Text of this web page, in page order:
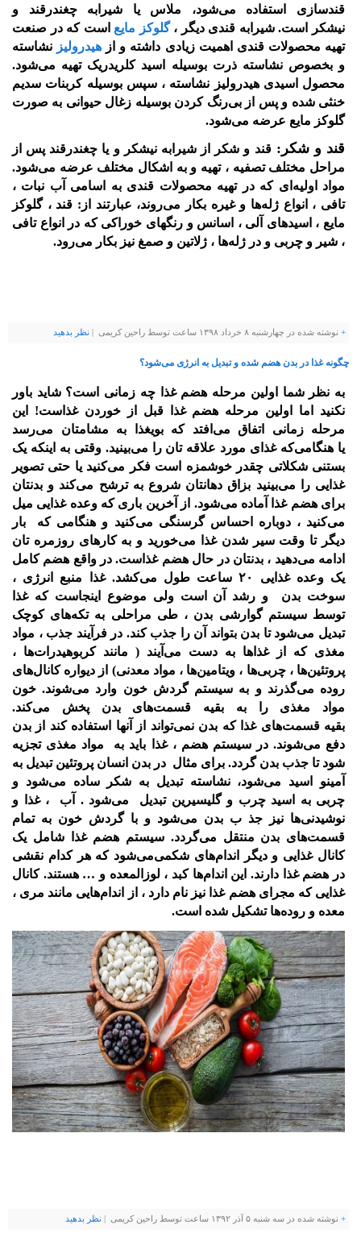
قندسازی استفاده می‌شود، ملاس یا شیرابه چغندرقند و
نیشکر است. شیرابه قندی دیگر ،گلوکز مایع است که در صنعت
تهیه محصولات قندی اهمیت زیادی داشته و از هیدرولیز نشاسته
و بخصوص نشاسته ذرت بوسیله اسید کلریدریک تهیه می‌شود.
محصول اسیدی هیدرولیز نشاسته ، سپس بوسیله کربنات سدیم
خنثی شده و پس از بی‌رنگ کردن بوسیله زغال حیوانی به صورت
گلوکز مایع عرضه می‌شود.
قند و شکر:قند و شکر از شیرابه نیشکر و یا چغندرقند پس از
مراحل مختلف تصفیه ، تهیه و به اشکال مختلف عرضه می‌شود.
مواد اولیه‌ای که در تهیه محصولات قندی به اسامی آب نبات ،
تافی ، انواع ژله‌ها و غیره بکار می‌روند، عبارتند از: قند ، گلوکز
مایع ، اسیدهای آلی ، اسانس و رنگهای خوراکی که در انواع تافی
، شیر و چربی و در ژله‌ها ، ژلاتین و صمغ نیز بکار می‌رود.
+ نوشته شده در چهارشنبه ۸ خرداد ۱۳۹۸ ساعت توسط راحین کریمی | نظر بدهيد
چگونه غذا در بدن هضم شده و تبدیل به انرژی می‌شود؟
به نظر شما اولین مرحله هضم غذا چه زمانی است؟ شاید باور
نکنید اما اولین مرحله هضم غذاقبل از خوردن غذاست! این
مرحله زمانی اتفاق می‌افتد که بویغذا به مشامتان می‌رسد
یا هنگامی‌که غذای مورد علاقه تان را می‌بینید.وقتی به اینکه یک
بستنی شکلاتی چقدر خوشمزه است فکر می‌کنید یا حتی تصویر
غذایی را می‌بینید بزاق دهانتان شروع به ترشح می‌کند و بدنتان
برای هضم غذا آماده می‌شود. از آخرین باری که وعده غذایی میل
می‌کنید ، دوباره احساس گرسنگی می‌کنید و هنگامی‌ که بار
دیگر تا وقت سیر شدن غذا می‌خورید و به کارهای روزمره تان
ادامه می‌دهید ، بدنتان در حال هضم غذاست. در واقع هضم کامل
یک وعده غذایی ۲۰ ساعت طول می‌کشد. غذا منبع
انرژی ،
سوخت بدن و رشد آن است ولی موضوع اینجاست که غذا
توسط سیستم گوارشی بدن ، طی مراحلی به تکه‌های کوچک
تبدیل می‌شود تا بدن بتواند آن را جذب کند. در فرآیند جذب ، مواد
مغذی که از غذا‌ها به دست می‌آیند ( مانند کربوهیدرات‌ها ،
پروتئین‌ها ،چربی‌ها ، ویتامین‌ها ، مواد معدنی) از دیواره کانال‌های
روده می‌گذرند و به سیستم گردش خون وارد می‌شوند. خون
مواد مغذی را به بقیه قسمت‌های بدن پخش می‌کند.
بقیهقسمت‌های غذا که بدن نمی‌تواند از آنها استفاده کند از بدن
دفع می‌شوند.در سیستم هضم ، غذا باید به مواد مغذی تجزیه
شود تا جذب بدن گردد. برای مثال در بدن انسان پروتئین تبدیل به
آمینو اسید می‌شود، نشاسته تبدیل به شکر ساده می‌شود و
چربیبه اسید چرب و گلیسیرین تبدیل می‌شود . آب ، غذا و
نوشیدنی‌ها نیز جذ ب بدن می‌شود و با گردش خون به تمام
قسمت‌های بدن منتقل می‌گردد. سیستم هضم غذا شامل یک
کانال غذایی و دیگر اندام‌های شکمی‌می‌شود که هر کدام نقشی
در هضم غذا دارند. این اندام‌ها کبد ، لوزالمعده و … هستند. کانال
غذایی که مجرایهضم غذا نیز نام دارد ، از اندام‌هایی مانند مری ،
معده و روده‌ها تشکیل شده است.
+ نوشته شده در سه شنبه ۵ آذر ۱۳۹۲ ساعت توسط راحین کریمی | نظر بدهيد